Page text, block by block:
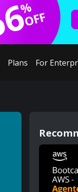
%
OFF
Plans For